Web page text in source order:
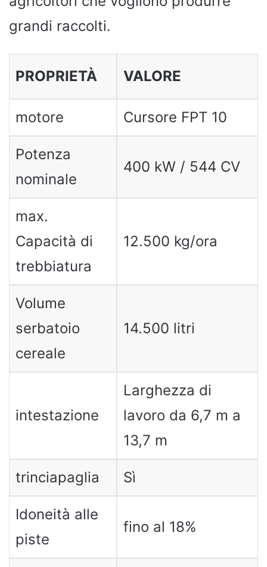
grandi raccolti.
PROPRIETÀ VALORE
motore Cursore FPT 10
Potenza
nominale
400 kW / 544 CV
max.
Capacità di
trebbiatura
12.500 kg/ora
Volume
serbatoio
cereale
14.500 litri
intestazione
Larghezza di
lavoro da 6,7 ​​m a
13,7 m
trinciapaglia Sì
Idoneità alle
piste
fino al 18%